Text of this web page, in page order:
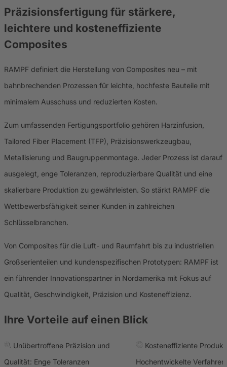
Präzisionsfertigung für stärkere,
leichtere und kosteneffiziente
Composites
RAMPF definiert die Herstellung von Composites neu – mit
bahnbrechenden Prozessen für leichte, hochfeste Bauteile mit
minimalem Ausschuss und reduzierten Kosten.
Zum umfassenden Fertigungsportfolio gehören Harzinfusion,
Tailored Fiber Placement (TFP), Präzisionswerkzeugbau,
Metallisierung und Baugruppenmontage. Jeder Prozess ist darauf
ausgelegt, enge Toleranzen, reproduzierbare Qualität und eine
skalierbare Produktion zu gewährleisten. So stärkt RAMPF die
Wettbewerbsfähigkeit seiner Kunden in zahlreichen
Schlüsselbranchen.
Von Composites für die Luft- und Raumfahrt bis zu industriellen
Großserienteilen und kundenspezifischen Prototypen: RAMPF ist
ein führender Innovationspartner in Nordamerika mit Fokus auf
Qualität, Geschwindigkeit, Präzision und Kosteneffizienz.
Ihre Vorteile auf einen Blick
Unübertroffene Präzision und
Qualität: Enge Toleranzen
Kosteneffiziente
Hochentwickelte Verfahren